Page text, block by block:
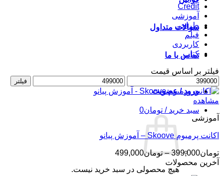
سوالات متداول
تماس با ما
ورود / عضویت
سبد خرید / تومان0
هیچ محصولی در سبد خرید نیست.
Credit
آموزشی
طراحی
فیلم
کاربردی
کتاب
فیلتر بر اساس قیمت
حداقل
قیمت
حداکثر
قیمت
فیلتر
مشاهده
آموزشی
اکانت پرمیوم Skoove – آموزش پیانو
تومان399,000
– تومان499,000محدوده
تومان399,000
آخرین محصولات